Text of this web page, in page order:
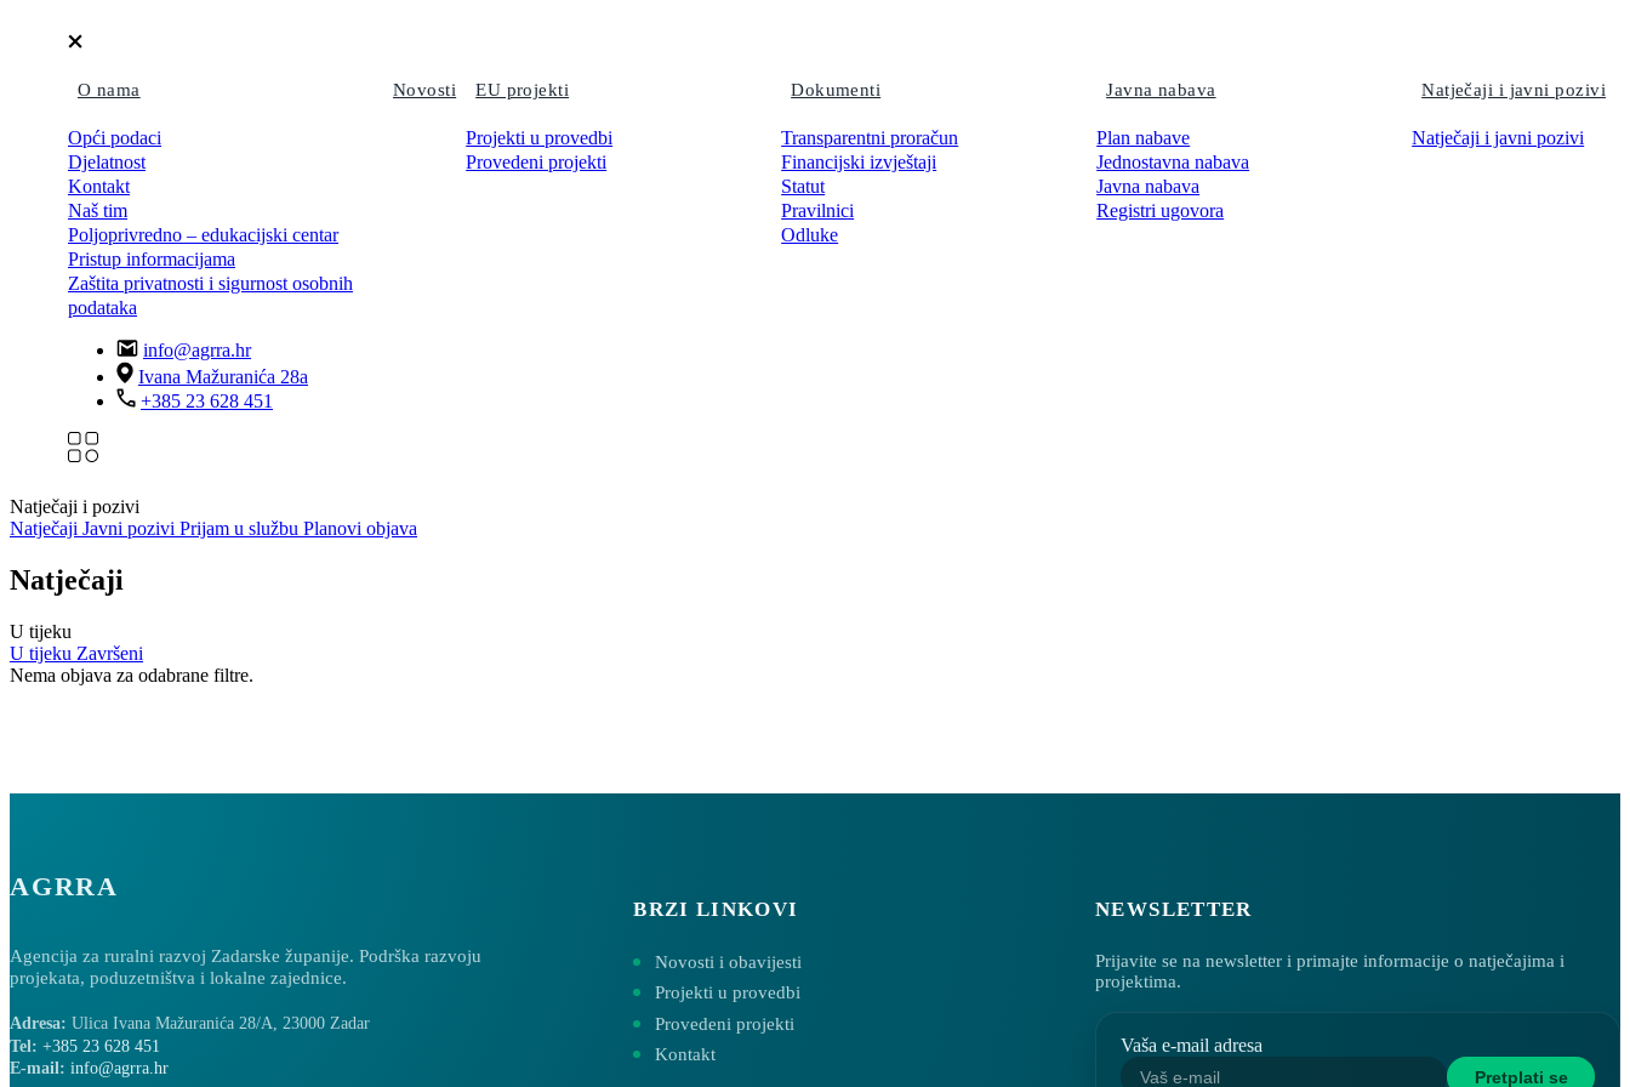
O nama
Opći podaci
Djelatnost
Kontakt
Naš tim
Poljoprivredno – edukacijski centar
Pristup informacijama
Zaštita privatnosti i sigurnost osobnih
podataka
Novosti EU projekti
Projekti u provedbi
Provedeni projekti
Dokumenti
Transparentni proračun
Financijski izvještaji
Statut
Pravilnici
Odluke
Javna nabava
Plan nabave
Jednostavna nabava
Javna nabava
Registri ugovora
Natječaji i javni pozivi
Natječaji i javni pozivi
info@agrra.hr
Ivana Mažuranića 28a
+385 23 628 451
Natječaji i pozivi
Natječaji Javni pozivi Prijam u službu Planovi objava
Natječaji
U tijeku
U tijeku Završeni
Nema objava za odabrane filtre.
AGRRA
Agencija za ruralni razvoj Zadarske županije. Podrška razvoju
projekata, poduzetništva i lokalne zajednice.
Adresa: Ulica Ivana Mažuranića 28/A, 23000 Zadar
Tel: +385 23 628 451
E-mail: info@agrra.hr
BRZI LINKOVI
Novosti i obavijesti
Projekti u provedbi
Provedeni projekti
Kontakt
NEWSLETTER
Prijavite se na newsletter i primajte informacije o natječajima i
projektima.
Vaša e-mail adresa
Pretplati se